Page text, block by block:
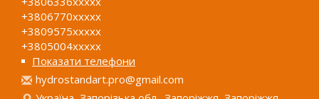
+3806770xxxxx
+3809575xxxxx
+3805004xxxxx
Показати телефони
hydrostandart.pro@gmail.com